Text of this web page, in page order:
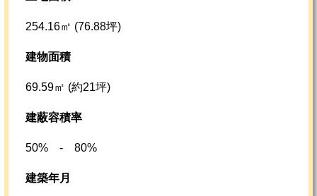
254.16㎡ (76.88坪)
建物面積
69.59㎡ (約21坪)
建蔽容積率
50% - 80%
建築年月